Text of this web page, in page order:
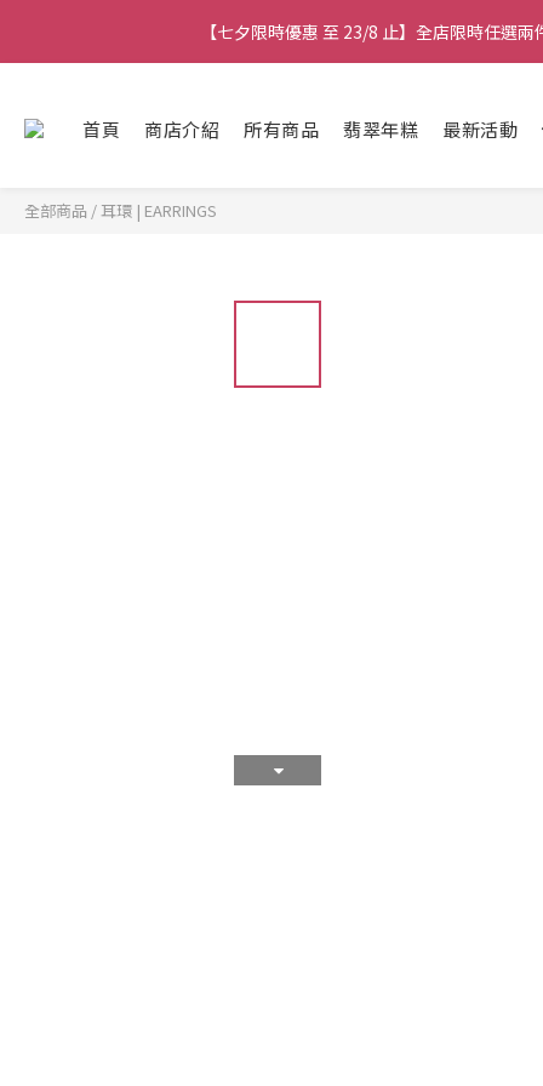
【七夕限時優惠 至 23/8 止】全店限時任選
【七夕限時優惠 至 23/8 止】全店限時任選
【七夕限時優惠 至 23/8 止】全店限時任選
首頁 商店介紹 所有商品 翡翠年糕 最新活動
全部商品 /耳環 | EARRINGS